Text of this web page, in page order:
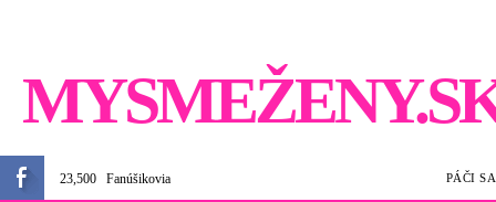
23,500 Fanúšikovia PÁČI SA